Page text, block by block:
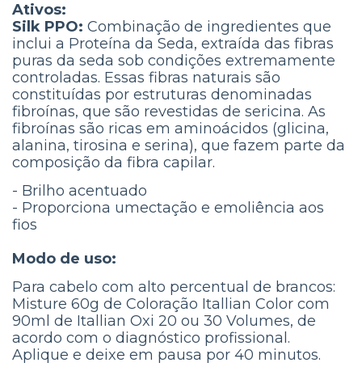
Ativos:
Silk PPO: Combinação de ingredientes que
inclui a Proteína da Seda, extraída das fibras
puras da seda sob condições extremamente
controladas. Essas fibras naturais são
constituídas por estruturas denominadas
fibroínas, que são revestidas de sericina. As
fibroínas são ricas em aminoácidos (glicina,
alanina, tirosina e serina), que fazem parte da
composição da fibra capilar.
- Brilho acentuado
- Proporciona umectação e emoliência aos
fios
Modo de uso:
Para cabelo com alto percentual de brancos:
Misture 60g de Coloração Itallian Color com
90ml de Itallian Oxi 20 ou 30 Volumes, de
acordo com o diagnóstico profissional.
Aplique e deixe em pausa por 40 minutos.